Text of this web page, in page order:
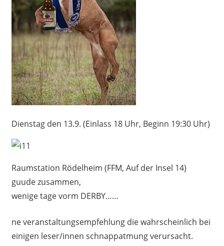
Dienstag den 13.9. (Einlass 18 Uhr, Beginn 19:30 Uhr)
Raumstation Rödelheim (FFM, Auf der Insel 14)
guude zusammen,
wenige tage vorm DERBY……
ne veranstaltungsempfehlung die wahrscheinlich bei
einigen leser/innen schnappatmung verursacht.